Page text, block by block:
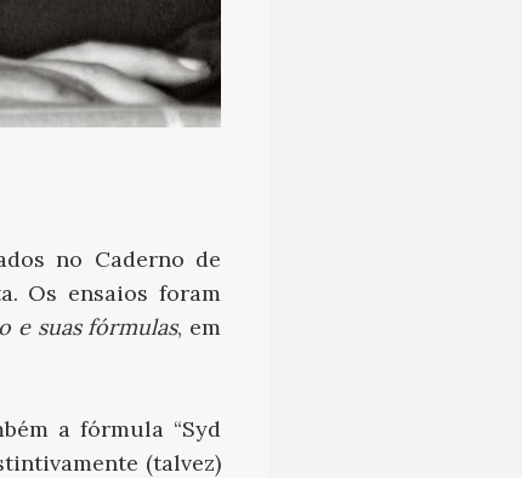
no Caderno de
Os ensaios foram
e suas fórmulas, em
a fórmula “Syd
(talvez)